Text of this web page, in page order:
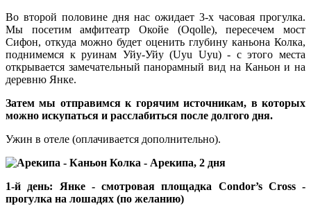
Во второй половине дня нас ожидает 3-х часовая прогулка.
Мы посетим амфитеатр Окойе (Oqolle), пересечем мост
Сифон, откуда можно будет оценить глубину каньона Колка,
поднимемся к руинам Уйу-Уйу (Uyu Uyu) - с этого места
открывается замечательный панорамный вид на Каньон и на
деревню Янке.
Затем мы отправимся к горячим источникам, в которых
можно искупаться и расслабиться после долгого дня.
Ужин в отеле (оплачивается дополнительно).
1-й день: Янке - смотровая площадка Condor’s Cross -
прогулка на лошадях (по желанию)